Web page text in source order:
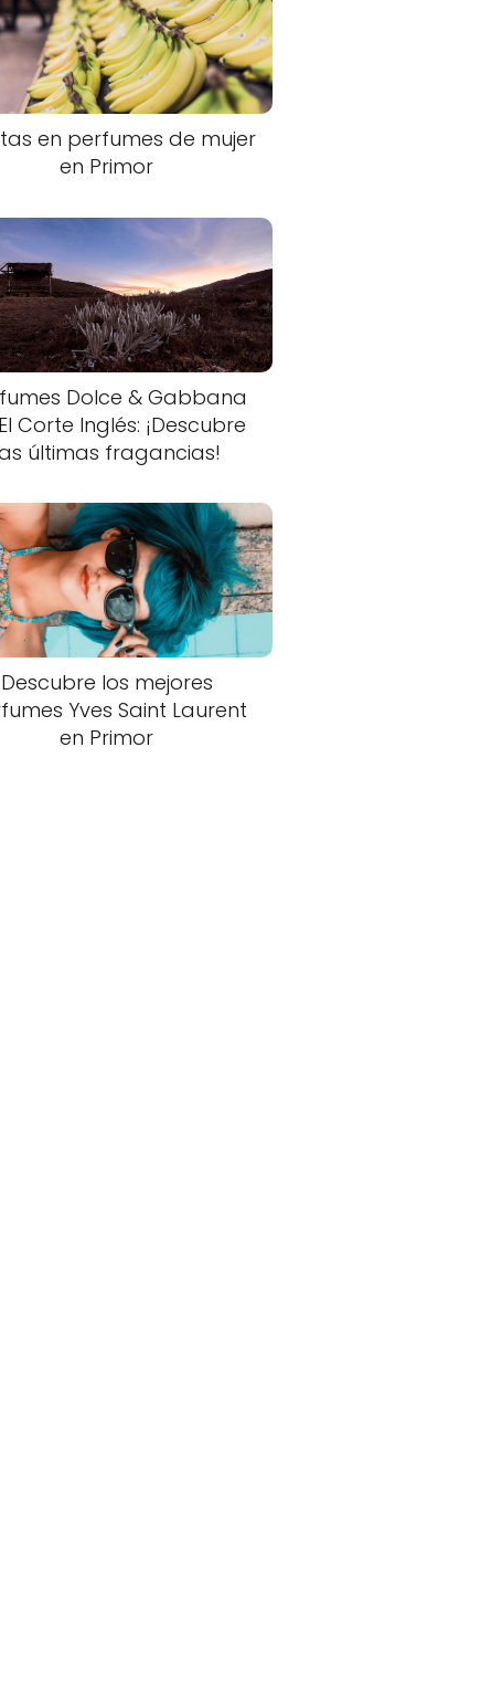
en perfumes de mujer
en Primor
Dolce & Gabbana
Corte Inglés: ¡Descubre
últimas fragancias!
Descubre los mejores
Yves Saint Laurent
en Primor